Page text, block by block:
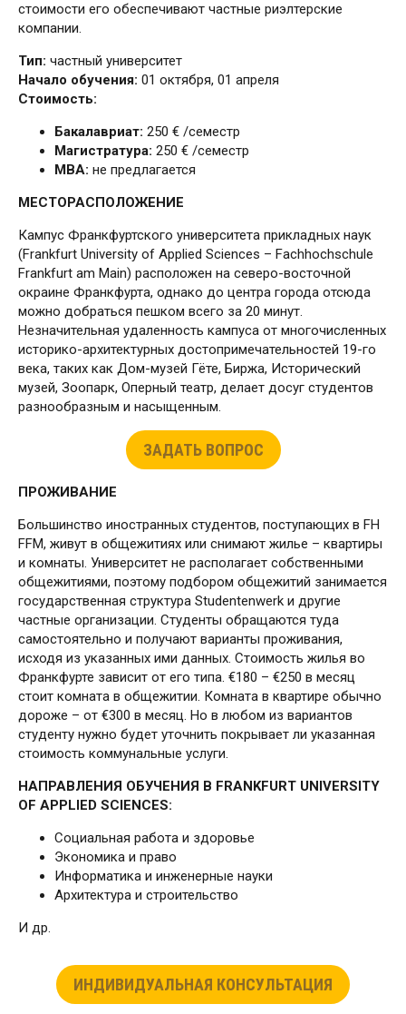
стоимости его обеспечивают частные риэлтерские
компании.
Тип: частный университет
Начало обучения: 01 октября, 01 апреля
Стоимость:
Бакалавриат: 250 € /семестр
Магистратура: 250 € /семестр
МВА: не предлагается
МЕСТОРАСПОЛОЖЕНИЕ
Кампус Франкфуртского университета прикладных наук
(Frankfurt University of Applied Sciences – Fachhochschule
Frankfurt am Main) расположен на северо-восточной
окраине Франкфурта, однако до центра города отсюда
можно добраться пешком всего за 20 минут.
Незначительная удаленность кампуса от многочисленных
историко-архитектурных достопримечательностей 19-го
века, таких как Дом-музей Гёте, Биржа, Исторический
музей, Зоопарк, Оперный театр, делает досуг студентов
разнообразным и насыщенным.
ЗАДАТЬ ВОПРОС
ПРОЖИВАНИЕ
Большинство иностранных студентов, поступающих в FH
FFM, живут в общежитиях или снимают жилье – квартиры
и комнаты. Университет не располагает собственными
общежитиями, поэтому подбором общежитий занимается
государственная структура Studentenwerk и другие
частные организации. Студенты обращаются туда
самостоятельно и получают варианты проживания,
исходя из указанных ими данных. Стоимость жилья во
Франкфурте зависит от его типа. €180 – €250 в месяц
стоит комната в общежитии. Комната в квартире обычно
дороже – от €300 в месяц. Но в любом из вариантов
студенту нужно будет уточнить покрывает ли указанная
стоимость коммунальные услуги.
НАПРАВЛЕНИЯ ОБУЧЕНИЯ В FRANKFURT UNIVERSITY
OF APPLIED SCIENCES:
Социальная работа и здоровье
Экономика и право
Информатика и инженерные науки
Архитектура и строительство
И др.
ИНДИВИДУАЛЬНАЯ КОНСУЛЬТАЦИЯ